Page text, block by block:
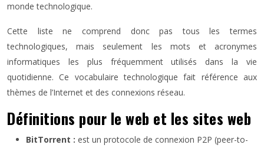
monde technologique.
Cette liste ne comprend donc pas tous les termes
technologiques, mais seulement les mots et acronymes
informatiques les plus fréquemment utilisés dans la vie
quotidienne. Ce vocabulaire technologique fait référence aux
thèmes de l’Internet et des connexions réseau.
Définitions pour le web et les sites web
BitTorrent : est un protocole de connexion P2P (peer-to-